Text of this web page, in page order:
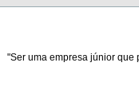
"Ser uma empresa júnior que